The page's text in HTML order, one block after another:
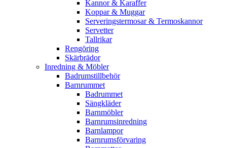
Kannor & Karaffer
Koppar & Muggar
Serveringstermosar & Termoskannor
Servetter
Tallrikar
Rengöring
Skärbrädor
Inredning & Möbler
Badrumstillbehör
Barnrummet
Badrummet
Sängkläder
Barnmöbler
Barnrumsinredning
Barnlampor
Barnrumsförvaring